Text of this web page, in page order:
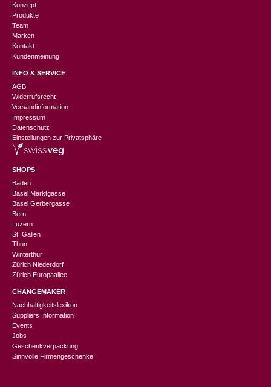
Konzept
Produkte
Team
Marken
Kontakt
Kundenmeinung
INFO & SERVICE
AGB
Widerrufsrecht
Versandinformation
Impressum
Datenschutz
Einstellungen zur Privatsphäre
SHOPS
Baden
Basel Marktgasse
Basel Gerbergasse
Bern
Luzern
St. Gallen
Thun
Winterthur
Zürich Niederdorf
Zürich Europaallee
CHANGEMAKER
Nachhaltigkeitslexikon
Suppliers Information
Events
Jobs
Geschenkverpackung
Sinnvolle Firmengeschenke